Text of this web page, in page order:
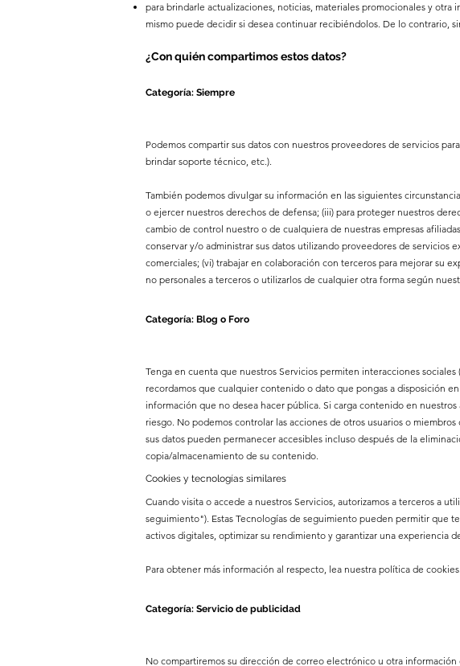
para brindarle actualizaciones, noticias, materiales promocionales y
mismo puede decidir si desea continuar recibiéndolos. De lo contrario,
¿Con quién compartimos estos datos?
Categoría: Siempre
Podemos compartir sus datos con nuestros proveedores de servicios
brindar soporte técnico, etc.).
También podemos divulgar su información en las siguientes
o ejercer nuestros derechos de defensa; (iii) para proteger nuestros
cambio de control nuestro o de cualquiera de nuestras empresas
conservar y/o administrar sus datos utilizando proveedores de servicios
comerciales; (vi) trabajar en colaboración con terceros para mejorar su
no personales a terceros o utilizarlos de cualquier otra forma según
Categoría: Blog o Foro
Tenga en cuenta que nuestros Servicios permiten interacciones
recordamos que cualquier contenido o dato que pongas a disposición
información que no desea hacer pública. Si carga contenido en
riesgo. No podemos controlar las acciones de otros usuarios o
sus datos pueden permanecer accesibles incluso después de la
copia/almacenamiento de su contenido.
Cookies y tecnologías similares
Cuando visita o accede a nuestros Servicios, autorizamos a terceros a
seguimiento"). Estas Tecnologías de seguimiento pueden permitir que
activos digitales, optimizar su rendimiento y garantizar una experiencia
Para obtener más información al respecto, lea nuestra política de cookies.
Categoría: Servicio de publicidad
No compartiremos su dirección de correo electrónico u otra